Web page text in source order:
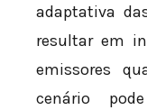
adaptativa
resultar em
emissores
cenário